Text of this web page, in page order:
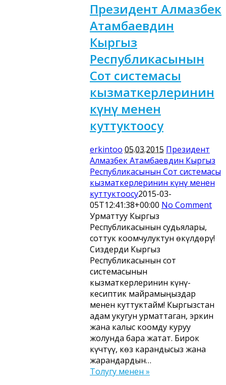
Президент Алмазбек
Атамбаевдин
Кыргыз
Республикасынын
Сот системасы
кызматкерлеринин
күнү менен
куттуктоосу
erkintoo 05.03.2015 Президент
Алмазбек Атамбаевдин Кыргыз
Республикасынын Сот системасы
кызматкерлеринин күнү менен
куттуктоосу2015-03-
05T12:41:38+00:00 No Comment
Урматтуу Кыргыз
Республикасынын судьялары,
соттук коомчулуктун өкүлдөрү!
Сиздерди Кыргыз
Республикасынын сот
системасынын
кызматкерлеринин күнү-
кесиптик майрамыңыздар
менен куттуктайм! Кыргызстан
адам укугун урматтаган, эркин
жана калыс коомду куруу
жолунда бара жатат. Бирок
күчтүү, көз карандысыз жана
жарандардын…
Толугу менен »